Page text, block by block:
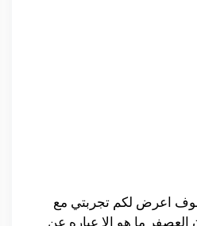
اعرض لكم تجربتي مع
ما هو الا عباره عن